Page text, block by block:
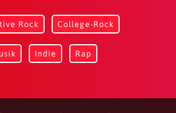
Rock College-Rock
Indie Rap